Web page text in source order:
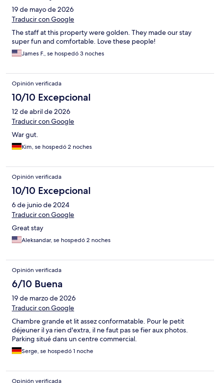
19 de mayo de 2026
Traducir con Google
The staff at this property were golden. They made our stay
super fun and comfortable. Love these people!
James F., se hospedó 3 noches
Opinión verificada
10/10 Excepcional
12 de abril de 2026
Traducir con Google
War gut.
Kim, se hospedó 2 noches
Opinión verificada
10/10 Excepcional
6 de junio de 2024
Traducir con Google
Great stay
Aleksandar, se hospedó 2 noches
Opinión verificada
6/10 Buena
19 de marzo de 2026
Traducir con Google
Chambre grande et lit assez conformatable. Pour le petit
déjeuner il ya rien d'extra, il ne faut pas se fier aux photos.
Parking situé dans un centre commercial.
Serge, se hospedó 1 noche
Opinión verificada